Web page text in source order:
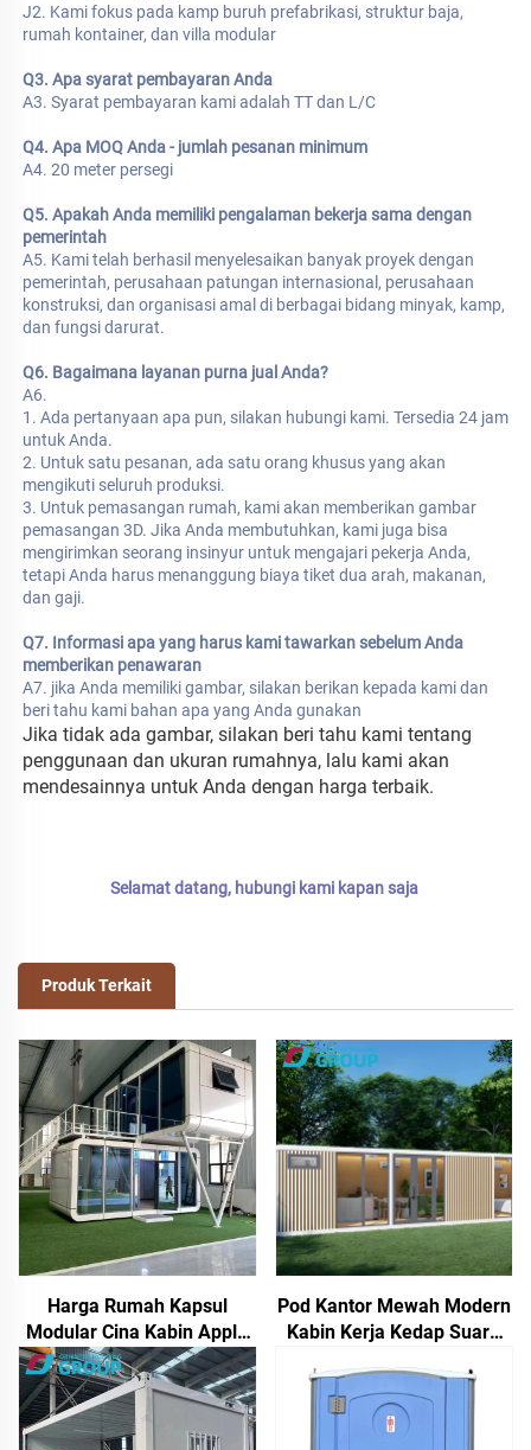
J2. Kami fokus pada kamp buruh prefabrikasi, struktur baja,
rumah kontainer, dan villa modular
Q3. Apa syarat pembayaran Anda
A3. Syarat pembayaran kami adalah TT dan L/C
Q4. Apa MOQ Anda - jumlah pesanan minimum
A4. 20 meter persegi
Q5. Apakah Anda memiliki pengalaman bekerja sama dengan
pemerintah
A5. Kami telah berhasil menyelesaikan banyak proyek dengan
pemerintah, perusahaan patungan internasional, perusahaan
konstruksi, dan organisasi amal di berbagai bidang minyak, kamp,
dan fungsi darurat.
Q6. Bagaimana layanan purna jual Anda?
A6.
1. Ada pertanyaan apa pun, silakan hubungi kami. Tersedia 24 jam
untuk Anda.
2. Untuk satu pesanan, ada satu orang khusus yang akan
mengikuti seluruh produksi.
3. Untuk pemasangan rumah, kami akan memberikan gambar
pemasangan 3D. Jika Anda membutuhkan, kami juga bisa
mengirimkan seorang insinyur untuk mengajari pekerja Anda,
tetapi Anda harus menanggung biaya tiket dua arah, makanan,
dan gaji.
Q7. Informasi apa yang harus kami tawarkan sebelum Anda
memberikan penawaran
A7. jika Anda memiliki gambar, silakan berikan kepada kami dan
beri tahu kami bahan apa yang Anda gunakan
Jika tidak ada gambar, silakan beri tahu kami tentang
penggunaan dan ukuran rumahnya, lalu kami akan
mendesainnya untuk Anda dengan harga terbaik.
Selamat datang, hubungi kami kapan saja
Produk Terkait
Harga Rumah Kapsul
Modular Cina Kabin Apple
Prefabrikasi Dijual 20 kaki
Pod Kantor Mewah Modern
Kabin Kerja Kedap Suara
Aluminium Gaya Cina untuk
Hotel Rumah Terinspirasi
Kabin Apple